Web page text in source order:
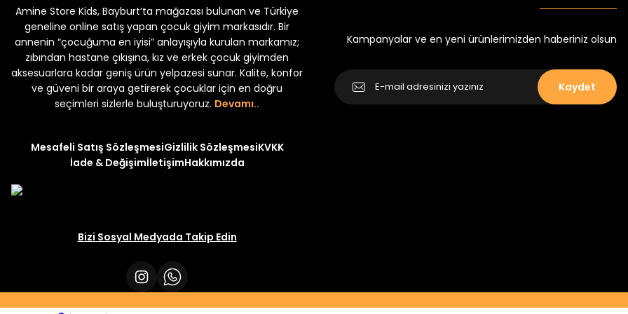
Yeni₺ 250 Yeni
₺ 320 ₺ 250
Amine Store Kids, Bayburt’ta mağazası bulunan ve Türkiye
geneline online satış yapan çocuk giyim markasıdır. Bir
annenin “çocuğuma en iyisi” anlayışıyla kurulan markamız;
zıbından hastane çıkışına, kız ve erkek çocuk giyimden
aksesuarlara kadar geniş ürün yelpazesi sunar. Kalite, konfor
ve güveni bir araya getirerek çocuklar için en doğru
seçimleri sizlerle buluşturuyoruz. Devamı..
Mesafeli Satış SözleşmesiGizlilik SözleşmesiKVKK
İade & DeğişimİletişimHakkımızda
Bizi Sosyal Medyada Takip Edin
Kampanyalar ve en yeni ürünlerimizden haberiniz olsun
Kaydet